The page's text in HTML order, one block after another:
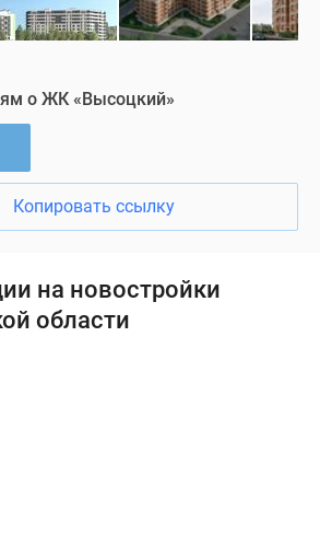
о ЖК «Высоцкий»
Копировать ссылку
на новостройки
области